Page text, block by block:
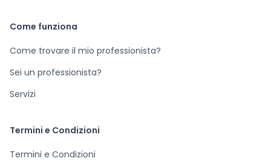
Come funziona
Come trovare il mio professionista?
Sei un professionista?
Servizi
Termini e Condizioni
Termini e Condizioni